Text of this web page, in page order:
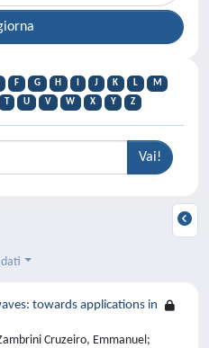
F G H J K L
M
T U V W X Y Z
towards applications in
Cruzeiro, Emmanuel;